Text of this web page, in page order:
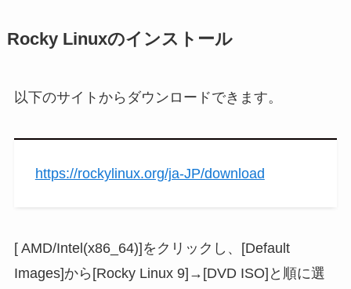
Rocky Linuxのインストール
以下のサイトからダウンロードできます。
https://rockylinux.org/ja-JP/download
[ AMD/Intel(x86_64)]をクリックし、[Default
Images]から[Rocky Linux 9]→[DVD ISO]と順に選